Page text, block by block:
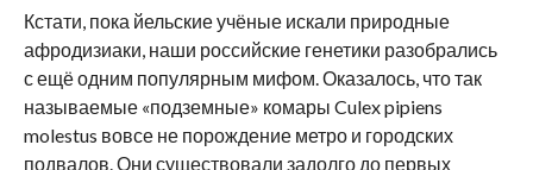
Кстати, пока йельские учёные искали природные
афродизиаки, наши российские генетики разобрались
с ещё одним популярным мифом. Оказалось, что так
называемые «подземные» комары Culex pipiens
molestus вовсе не порождение метро и городских
подвалов. Они существовали задолго до первых